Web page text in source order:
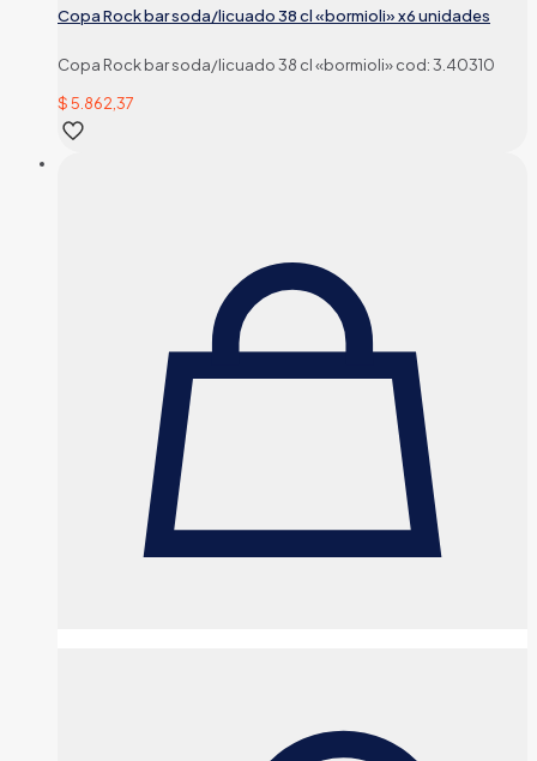
Copa Rock bar soda/licuado 38 cl «bormioli» x6 unidades
Copa Rock bar soda/licuado 38 cl «bormioli» cod: 3.40310
$5.862,37